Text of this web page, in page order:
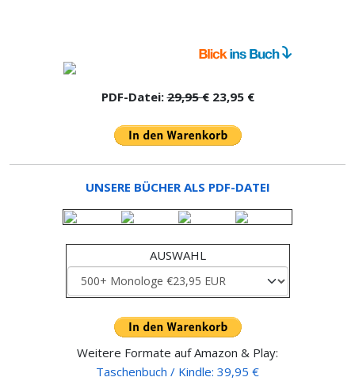
PDF-Datei:29,95 €23,95 €
UNSERE BÜCHER ALS PDF-DATEI
AUSWAHL
Weitere Formate auf Amazon & Play:
Taschenbuch / Kindle: 39,95 €